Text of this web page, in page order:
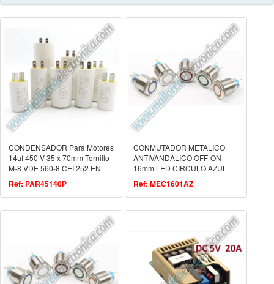
CONDENSADOR Para Motores
14uf 450 V 35 x 70mm Tornillo
M-8 VDE 560-8 CEI 252 EN
Ref: PAR45140P
CONMUTADOR METALICO
ANTIVANDALICO OFF-ON
16mm LED CIRCULO AZUL
Ref: MEC1601AZ